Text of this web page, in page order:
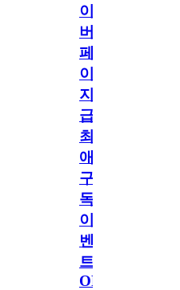
이
버
페
이
지
급!
최
애
구
독
이
벤
트
OPEN!